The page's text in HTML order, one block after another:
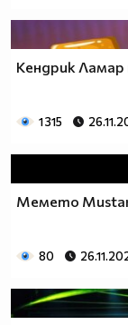
Кендрик Ламар
1 315
Мемето
80